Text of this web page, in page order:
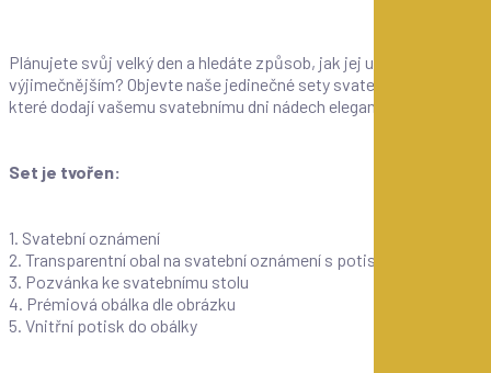
Plánujete svůj velký den a hledáte způsob, jak jej udělat ještě
výjimečnějším? Objevte naše jedinečné sety svatebních tiskovin,
které dodají vašemu svatebnímu dni nádech elegance a stylu.
Set je tvořen:
1. Svatební oznámení
2. Transparentní obal na svatební oznámení s potiskem
3. Pozvánka ke svatebnímu stolu
4. Prémiová obálka dle obrázku
5. Vnitřní potisk do obálky